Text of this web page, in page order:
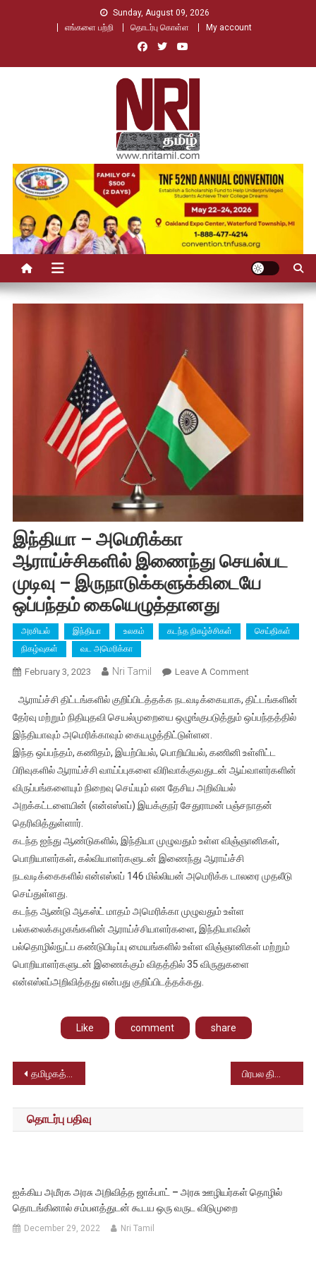
Sunday, August 09, 2026
எங்களை பற்றி
தொடர்பு கொள்ள My account
Nri Tamil
உலக தமிழர்களின் உரத்த குரல்
இந்தியா – அமெரிக்கா
ஆராய்ச்சிகளில் இணைந்து செயல்பட
முடிவு – இருநாடுக்களுக்கிடையே
ஒப்பந்தம் கையெழுத்தானது
அரசியல் இந்தியா உலகம் கடந்த நிகழ்ச்சிகள்
செய்திகள்
நிகழ்வுகள்
வட அமெரிக்கா
February 3, 2023 Nri Tamil Leave A CommentOn
–
அமெரிக்கா
இணைந்து
செயல்பட
ஒப்பந்தம்
ஆராய்ச்சி திட்டங்களில் குறிப்பிடத்தக்க நடவடிக்கையாக, திட்டங்களின்
தேர்வு மற்றும் நிதியுதவி செயல்முறையை ஒழுங்குபடுத்தும் ஒப்பந்தத்தில்
இந்தியாவும் அமெரிக்காவும் கையழுத்திட்டுள்ளன.
இந்த ஒப்பந்தம், கணிதம், இயற்பியல், பொறியியல், கணினி உள்ளிட்ட
பிரிவுகளில் ஆராய்ச்சி வாய்ப்புகளை விரிவாக்குவதுடன் ஆய்வாளர்களின்
விருப்பங்களையும் நிறைவு செய்யும் என தேசிய அறிவியல்
அறக்கட்டளையின் (என்எஸ்எப்) இயக்குநர் சேதுராமன் பஞ்சநாதன்
தெரிவித்துள்ளார்.
கடந்த ஐந்து ஆண்டுகளில், இந்தியா முழுவதும் உள்ள விஞ்ஞானிகள்,
பொறியாளர்கள், கல்வியாளர்களுடன் இணைந்து ஆராய்ச்சி
நடவடிக்கைகளில் என்எஸ்எப் 146 மில்லியன் அமெரிக்க டாலரை முதலீடு
செய்துள்ளது.
கடந்த ஆண்டு ஆகஸ்ட் மாதம் அமெரிக்கா முழுவதும் உள்ள
பல்கலைக்கழகங்களின் ஆராய்ச்சியாளர்களை, இந்தியாவின்
பல்தொழில்நுட்ப கண்டுபிடிப்பு மையங்களில் உள்ள விஞ்ஞானிகள் மற்றும்
பொறியாளர்களுடன் இணைக்கும் விதத்தில் 35 விருதுகளை
என்எஸ்எப்அறிவித்தது என்பது குறிப்பிடத்தக்கது.
Like comment share
Post
navigation
தமிழகத்தில் பணிபுரியும் ரயில்வே ஊழியர்கள் கட்டாயம் தமிழ் தெரிந்திருக்க வேண்டும் – இந்திய ரயில்வே அறிவிப்பு பிரபல திரைப்பட பாடகி வாணி ஜெயராம் திடீர் மரணம் – ரசிகர்கள், திரையுலகம் அதிர்ச்சி
தொடர்பு பதிவு
ஐக்கிய அமீரக அரசு அறிவித்த ஜாக்பாட் – அரசு ஊழியர்கள் தொழில்
தொடங்கினால் சம்பளத்துடன் கூடய ஒரு வருட விடுமுறை
December 29, 2022 Nri Tamil